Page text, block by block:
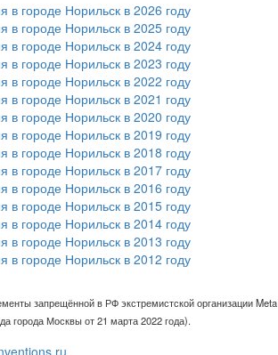
в городе Норильск в 2026 году
в городе Норильск в 2025 году
в городе Норильск в 2024 году
в городе Норильск в 2023 году
в городе Норильск в 2022 году
в городе Норильск в 2021 году
в городе Норильск в 2020 году
в городе Норильск в 2019 году
в городе Норильск в 2018 году
в городе Норильск в 2017 году
в городе Норильск в 2016 году
в городе Норильск в 2015 году
в городе Норильск в 2014 году
в городе Норильск в 2013 году
в городе Норильск в 2012 году
запрещённой в РФ экстремистской организации Meta
города Москвы от 21 марта 2022 года).